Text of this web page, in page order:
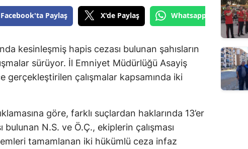
Facebook'ta Paylaş X'de Paylaş Whatsapp'tan Gönder
kesinleşmiş hapis cezası bulunan şahısların
sürüyor. İl Emniyet Müdürlüğü Asayiş
gerçekleştirilen çalışmalar kapsamında iki
göre, farklı suçlardan haklarında 13’er
bulunan N.S. ve Ö.Ç., ekiplerin çalışması
tamamlanan iki hükümlü ceza infaz